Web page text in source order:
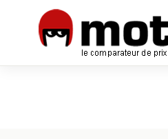
Bulle MRA Tourisme Fumé